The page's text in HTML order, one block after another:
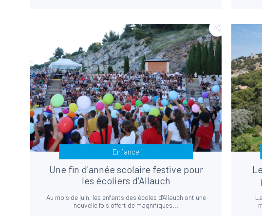
Enfance
Une fin d'année scolaire festive pour
les écoliers d'Allauch
Au mois de juin, les enfants des écoles d'Allauch ont une
nouvelle fois offert de magnifiques...